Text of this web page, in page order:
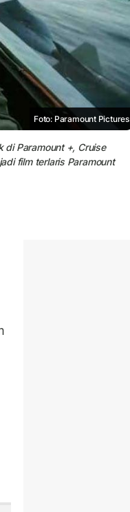
Foto: Paramount Pictures
di Paramount +, Cruise
film terlaris Paramount